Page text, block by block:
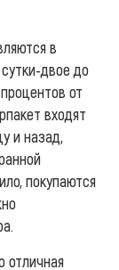
в
двое до
от
входят
и назад,
покупаются
отличная